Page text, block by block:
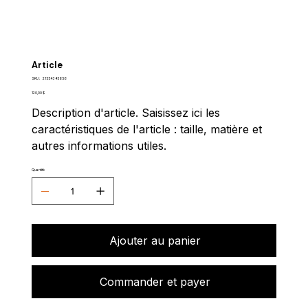
Article
SKU :
SKU
21554345656
Prix
120,00 $
Description d'article. Saisissez ici les
caractéristiques de l'article : taille, matière et
autres informations utiles.
Quantité
Ajouter au panier
Commander et payer